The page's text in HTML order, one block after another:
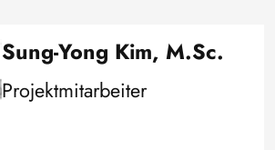
Sung-Yong Kim, M.Sc.
Projektmitarbeiter